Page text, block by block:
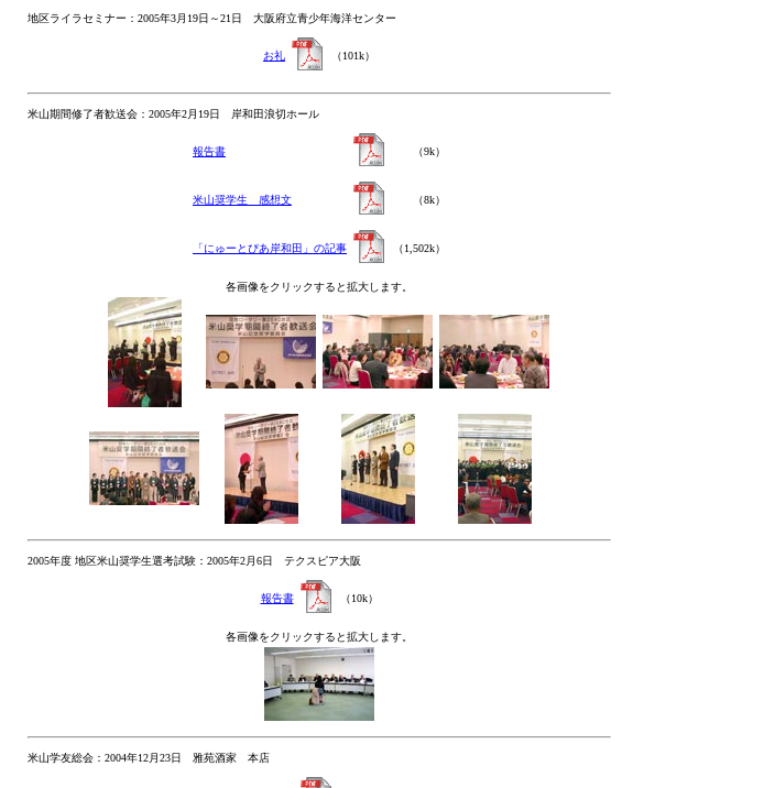
地区ライラセミナー：2005年3月19日～21日 大阪府立青少年海洋センター
お礼 （101k）
米山期間修了者歓送会：2005年2月19日 岸和田浪切ホール
報告書 （9k）
米山奨学生 感想文 （8k）
「にゅーとぴあ岸和田」の記事 （1,502k）
各画像をクリックすると拡大します。
2005年度 地区米山奨学生選考試験：2005年2月6日 テクスピア大阪
報告書 （10k）
各画像をクリックすると拡大します。
米山学友総会：2004年12月23日 雅苑酒家 本店